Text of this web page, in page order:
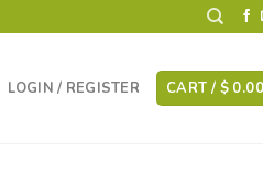
LOGIN / REGISTER CART / $ 0.00